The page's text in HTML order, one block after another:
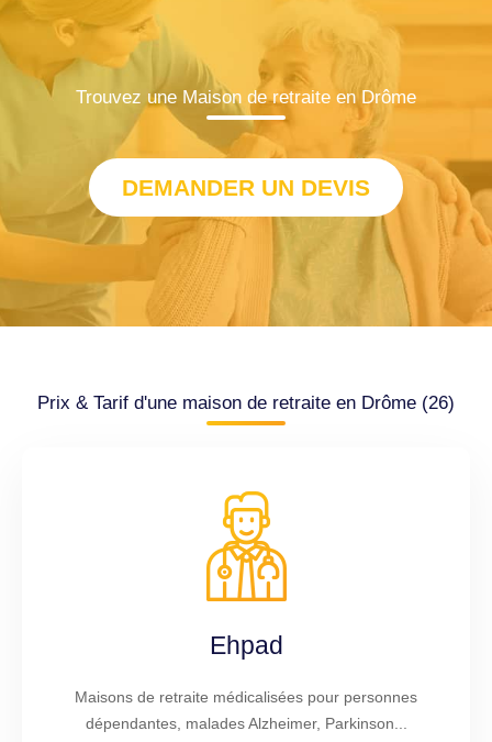
Trouvez une Maison de retraite en Drôme
DEMANDER UN DEVIS
Prix & Tarif d'une maison de retraite en Drôme (26)
Ehpad
Maisons de retraite médicalisées pour personnes
dépendantes, malades Alzheimer, Parkinson...